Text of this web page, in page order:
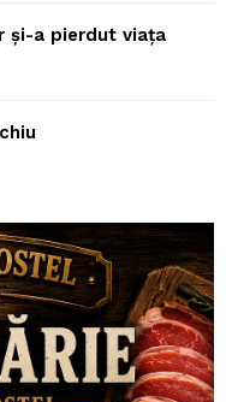
și-a pierdut viața